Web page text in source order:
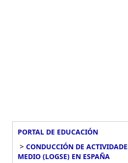
PORTAL DE EDUCACIÓN
> CONDUCCIÓN DE
MEDIO (LOGSE) EN ESPAÑA